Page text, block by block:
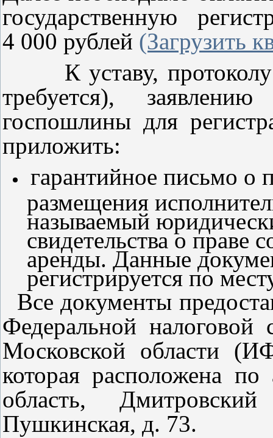
государственную
4 000 рублей (Загрузить
К уставу,
требуется),
госпошлины для
приложить:
гарантийное письмо о
размещения
называемый
свидетельства о праве
аренды. Данные
регистрируется по
Все документы
Федеральной
Московской области
которая расположена по
область,
Пушкинская, д. 73.